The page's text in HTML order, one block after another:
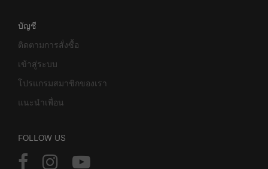
บัญชี
ติดตามการสั่งซื้อ
เข้าสู่ระบบ
โปรแกรมสมาชิกของเรา
แนะนำเพื่อน
FOLLOW US